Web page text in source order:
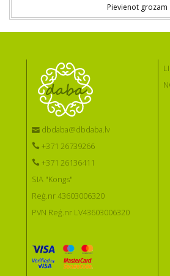
Pievienot grozam
dbdaba@dbdaba.lv
+371 26739266
+371 26136411
SIA "Kongs"
Reģ.nr 43603006320
PVN Reģ.nr LV43603006320